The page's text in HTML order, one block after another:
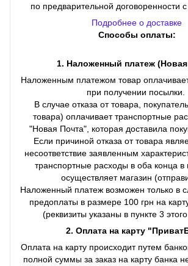
по предварительной договоренности
Подробнее о доставке
Способы оплаты:
1. Наложенный платеж (Новая
Наложенным платежом товар
при получении посылки.
В случае отказа от товара,
товара) оплачивает транспортные
"Новая Почта", которая доставила
Если причиной отказа от товара
несоответствие заявленным
транспортные расходы в оба конца
осуществляет магазин
Наложенный платеж возможен только в
предоплаты в размере 100 грн на
(реквизиты указаны в пункте 3
2. Оплата на карту
Оплата на карту происходит путем
полной суммы за заказ на карту банка